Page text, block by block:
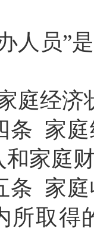
人员”
庭经济
条 家
家庭
条 家
所取得